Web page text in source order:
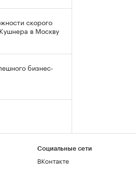
скорого
в Москву
бизнес-
Социальные сети
ВКонтакте